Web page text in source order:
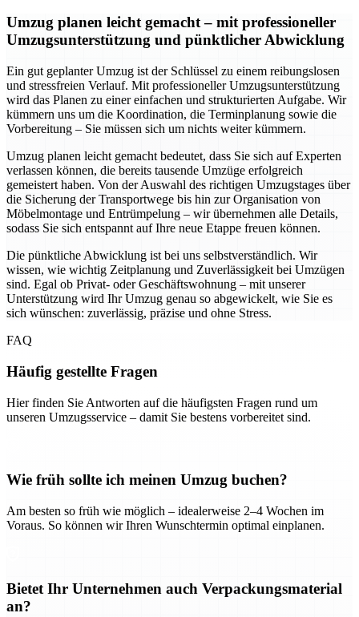
Umzug planen leicht gemacht – mit professioneller
Umzugsunterstützung und pünktlicher Abwicklung
Ein gut geplanter Umzug ist der Schlüssel zu einem reibungslosen
und stressfreien Verlauf. Mit professioneller Umzugsunterstützung
wird das Planen zu einer einfachen und strukturierten Aufgabe. Wir
kümmern uns um die Koordination, die Terminplanung sowie die
Vorbereitung – Sie müssen sich um nichts weiter kümmern.
Umzug planen leicht gemacht bedeutet, dass Sie sich auf Experten
verlassen können, die bereits tausende Umzüge erfolgreich
gemeistert haben. Von der Auswahl des richtigen Umzugstages über
die Sicherung der Transportwege bis hin zur Organisation von
Möbelmontage und Entrümpelung – wir übernehmen alle Details,
sodass Sie sich entspannt auf Ihre neue Etappe freuen können.
Die pünktliche Abwicklung ist bei uns selbstverständlich. Wir
wissen, wie wichtig Zeitplanung und Zuverlässigkeit bei Umzügen
sind. Egal ob Privat- oder Geschäftswohnung – mit unserer
Unterstützung wird Ihr Umzug genau so abgewickelt, wie Sie es
sich wünschen: zuverlässig, präzise und ohne Stress.
FAQ
Häufig gestellte Fragen
Hier finden Sie Antworten auf die häufigsten Fragen rund um
unseren Umzugsservice – damit Sie bestens vorbereitet sind.
Wie früh sollte ich meinen Umzug buchen?
Am besten so früh wie möglich – idealerweise 2–4 Wochen im
Voraus. So können wir Ihren Wunschtermin optimal einplanen.
Bietet Ihr Unternehmen auch Verpackungsmaterial
an?